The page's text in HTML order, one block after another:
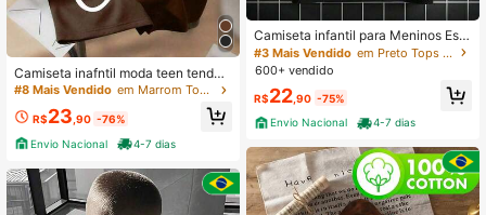
Camiseta inafntil moda teen tenden
cia 2026 2 ao 16
#8 Mais Vendido em Marrom Tops para meninos adolescentes
R$23 ,90 -76%
Envio Nacional
4-7 dias
Camiseta infantil para Meninos Esta
mpa De Bola GOL trave blusa 100%
algodão
#3 Mais Vendido
em Preto Tops para meninos adolescentes
600+ vendido
R$22 ,90 -75%
Envio Nacional
4-7 dias